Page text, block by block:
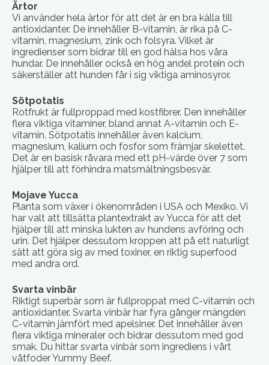
Ärtor
Vi använder hela ärtor för att det är en bra källa till
antioxidanter. De innehåller B-vitamin, är rika på C-
vitamin, magnesium, zink och folsyra. Vilket är
ingredienser som bidrar till en god hälsa hos våra
hundar. De innehåller också en hög andel protein och
säkerställer att hunden får i sig viktiga aminosyror.
Sötpotatis
Rotfrukt är fullproppad med kostfibrer. Den innehåller
flera viktiga vitaminer, bland annat A-vitamin och E-
vitamin. Sötpotatis innehåller även kalcium,
magnesium, kalium och fosfor som främjar skelettet.
Det är en basisk råvara med ett pH-värde över 7 som
hjälper till att förhindra matsmältningsbesvär.
Mojave Yucca
Planta som växer i ökenområden i USA och Mexiko. Vi
har valt att tillsätta plantextrakt av Yucca för att det
hjälper till att minska lukten av hundens avföring och
urin. Det hjälper dessutom kroppen att på ett naturligt
sätt att göra sig av med toxiner, en riktig superfood
med andra ord.
Svarta vinbär
Riktigt superbär som är fullproppat med C-vitamin och
antioxidanter. Svarta vinbär har fyra gånger mängden
C-vitamin jämfört med apelsiner. Det innehåller även
flera viktiga mineraler och bidrar dessutom med god
smak. Du hittar svarta vinbär som ingrediens i vårt
våtfoder Yummy Beef.